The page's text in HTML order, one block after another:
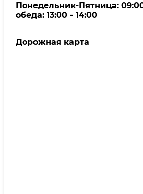
Понедельник-Пятница:
обеда: 13:00 - 14:00
Дорожная карта